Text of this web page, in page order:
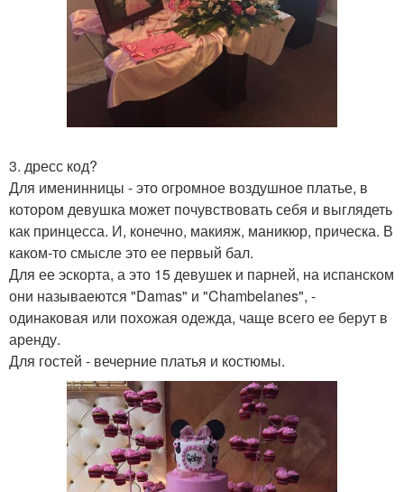
3. дресс код?
Для именинницы - это огромное воздушное платье, в
котором девушка может почувствовать себя и выглядеть
как принцесса. И, конечно, макияж, маникюр, прическа. В
каком-то смысле это ее первый бал.
Для ее эскорта, а это 15 девушек и парней, на испанском
они называеются "Damas" и "Chambelanes", -
одинаковая или похожая одежда, чаще всего ее берут в
аренду.
Для гостей - вечерние платья и костюмы.